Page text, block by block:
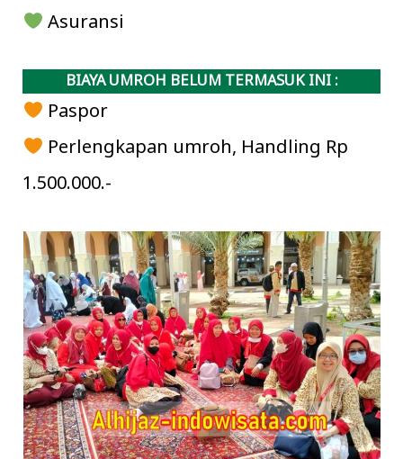
Asuransi
BIAYA UMROH BELUM TERMASUK INI :
Paspor
Perlengkapan umroh, Handling Rp
1.500.000.-